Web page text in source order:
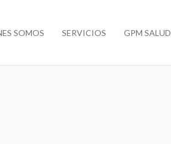
SOMOS SERVICIOS GPM SALUD